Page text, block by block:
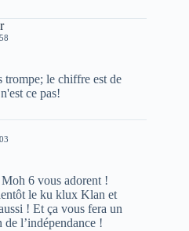
trompe; le chiffre est de
ce pas!
6 vous adorent !
le ku klux Klan et
! Et ça vous fera un
de l’indépendance !